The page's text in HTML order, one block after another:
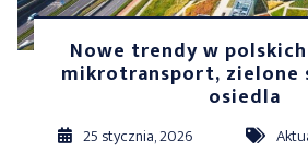
Nowe trendy w
mikrotransport, zielone
osiedla
25 stycznia, 2026